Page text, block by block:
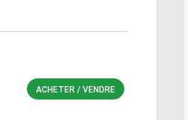
ACHETER / VENDRE